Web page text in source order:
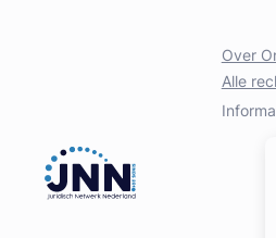
Over
Alle